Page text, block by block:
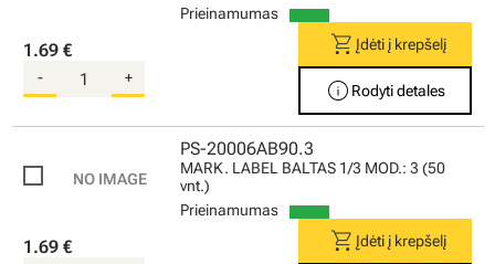
Prieinamumas
1.69 €
- +
shopping_cartĮdėti į krepšelį
info Rodyti detales
PS-20006AB90.3
MARK. LABEL BALTAS 1/3 MOD.: 3 (50
vnt.)
Prieinamumas
1.69 € shopping_cartĮdėti į krepšelį